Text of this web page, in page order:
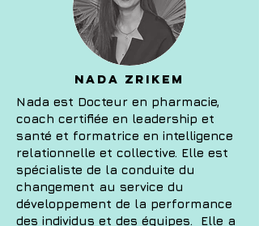
NADA ZRIKEM
Nada est Docteur en pharmacie,
coach certifiée en leadership et
santé et formatrice en intelligence
relationnelle et collective. Elle est
spécialiste de la conduite du
changement au service du
développement de la performance
des individus et des équipes. Elle a